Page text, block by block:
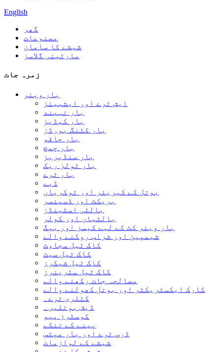
English
گھر
مصنوعات
شیشے کا سامان
مارٹینی گلاسز
زمرہ جات
بار ویئر
ایش ٹرے اور ایشبینز
بار تہبند
بار کیڈیز
بار کٹنگ بورڈز
بار چاقو
بار چمچ
بار سنڈیریز
بار ٹولز ریک
بار ٹرے
ڈبے
بوتل کے کیریئر اور ٹوکریاں
بریکٹ اور ڈسپنسر
بالٹی اسٹینڈز
بالٹیاں اور کولر
بار ویئر کٹ کے لیے کیسز اور بیگ
شیمپین اور شراب روکنے والے
کاک ٹیل سجاوٹ
کاک ٹیل سیٹ
کاک ٹیل شیکرز
کاک ٹیل سٹرینرز
مصالحہ جات رکھنے والے
کارک ایکسٹریکٹر اور بوتل کھولنے والے
کٹلری ٹرے۔
ڈیش بوتلیں۔
کوسٹرز پیو
پینے کے تنکے
ڈرپ ٹرے اور بار میٹس
شیشے کے لوازمات